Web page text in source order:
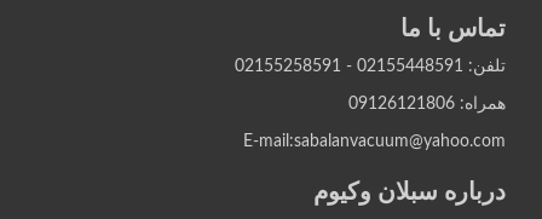
تماس با ما
تلفن: 02155448591 - 02155258591
همراه: 09126121806
E-mail:sabalanvacuum@yahoo.com
درباره سبلان وکیوم